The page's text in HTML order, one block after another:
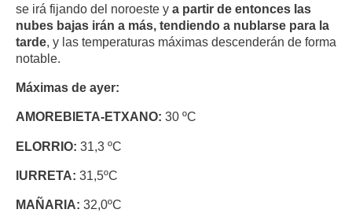
se irá fijando del noroeste y a partir de entonces las
nubes bajas irán a más, tendiendo a nublarse para la
tarde, y las temperaturas máximas descenderán de forma
notable.
Máximas de ayer:
AMOREBIETA-ETXANO: 30 ºC
ELORRIO: 31,3 ºC
IURRETA: 31,5ºC
MAÑARIA: 32,0ºC